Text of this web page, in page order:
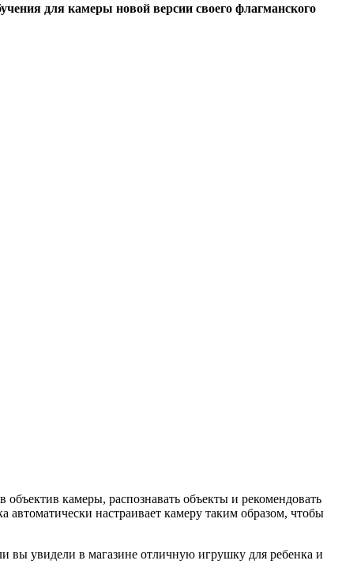
для камеры новой версии своего флагманского
камеры, распознавать объекты и рекомендовать
настраивает камеру таким образом, чтобы
вы увидели в магазине отличную игрушку для ребенка и